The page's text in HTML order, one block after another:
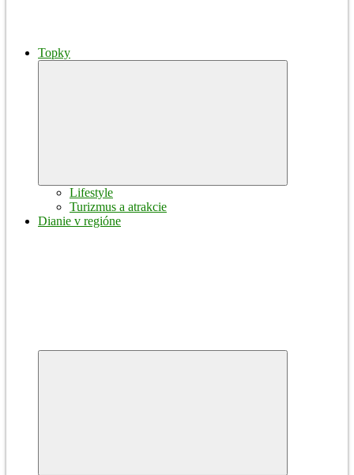
Topky
Lifestyle
Turizmus a atrakcie
Dianie v regióne